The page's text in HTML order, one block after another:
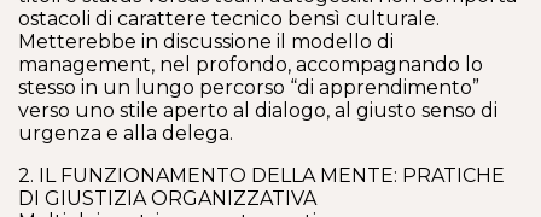
ostacoli di carattere tecnico bensì culturale.
Metterebbe in discussione il modello di
management, nel profondo, accompagnando lo
stesso in un lungo percorso “di apprendimento”
verso uno stile aperto al dialogo, al giusto senso di
urgenza e alla delega.
2. IL FUNZIONAMENTO DELLA MENTE: PRATICHE
DI GIUSTIZIA ORGANIZZATIVA